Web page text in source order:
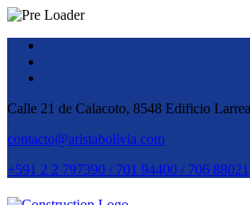
Calle 21 de Calacoto, 8548 Edificio
contacto@aristabolivia.com
+591 2 2 797390 / 701 94400 / 706 88021